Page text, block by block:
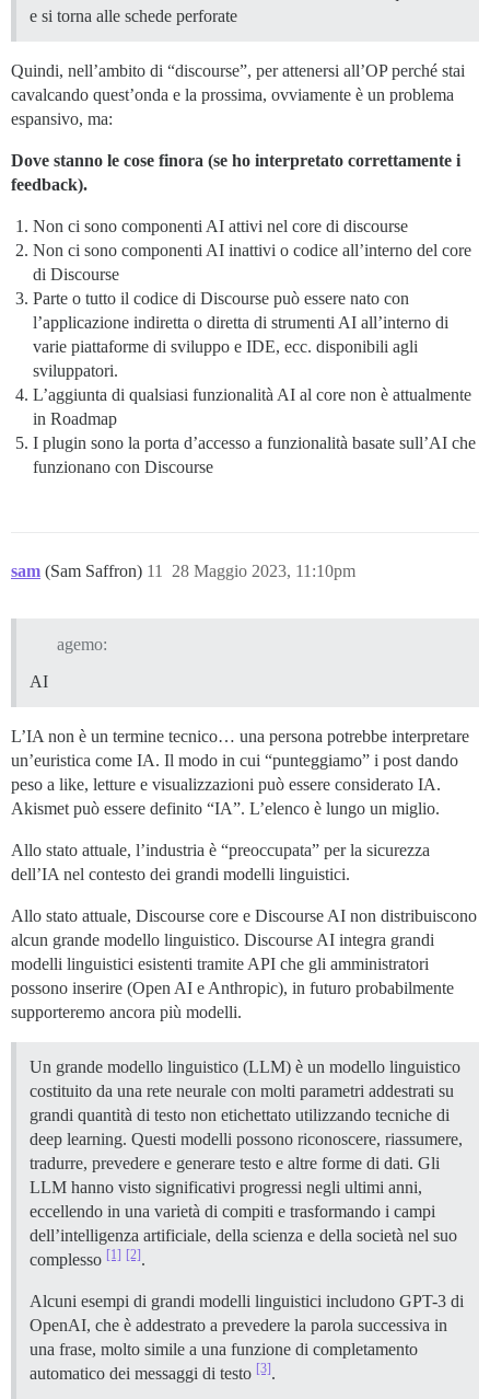
e si torna alle schede perforate
Quindi, nell’ambito di “discourse”, per attenersi all’OP perché stai
cavalcando quest’onda e la prossima, ovviamente è un problema
espansivo, ma:
Dove stanno le cose finora (se ho interpretato correttamente i
feedback).
Non ci sono componenti AI attivi nel core di discourse
Non ci sono componenti AI inattivi o codice all’interno del core
di Discourse
Parte o tutto il codice di Discourse può essere nato con
l’applicazione indiretta o diretta di strumenti AI all’interno di
varie piattaforme di sviluppo e IDE, ecc. disponibili agli
sviluppatori.
L’aggiunta di qualsiasi funzionalità AI al core non è attualmente
in Roadmap
I plugin sono la porta d’accesso a funzionalità basate sull’AI che
funzionano con Discourse
sam (Sam Saffron) 28 Maggio 2023, 11:10pm
11
agemo:
AI
L’IA non è un termine tecnico… una persona potrebbe interpretare
un’euristica come IA. Il modo in cui “punteggiamo” i post dando
peso a like, letture e visualizzazioni può essere considerato IA.
Akismet può essere definito “IA”. L’elenco è lungo un miglio.
Allo stato attuale, l’industria è “preoccupata” per la sicurezza
dell’IA nel contesto dei grandi modelli linguistici.
Allo stato attuale, Discourse core e Discourse AI non distribuiscono
alcun grande modello linguistico. Discourse AI integra grandi
modelli linguistici esistenti tramite API che gli amministratori
possono inserire (Open AI e Anthropic), in futuro probabilmente
supporteremo ancora più modelli.
Un grande modello linguistico (LLM) è un modello linguistico
costituito da una rete neurale con molti parametri addestrati su
grandi quantità di testo non etichettato utilizzando tecniche di
deep learning. Questi modelli possono riconoscere, riassumere,
tradurre, prevedere e generare testo e altre forme di dati. Gli
LLM hanno visto significativi progressi negli ultimi anni,
eccellendo in una varietà di compiti e trasformando i campi
dell’intelligenza artificiale, della scienza e della società nel suo
complesso [1] [2].
Alcuni esempi di grandi modelli linguistici includono GPT-3 di
OpenAI, che è addestrato a prevedere la parola successiva in
una frase, molto simile a una funzione di completamento
automatico dei messaggi di testo [3].